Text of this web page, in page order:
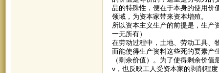
品的特殊性，便在于本身的使用价
领域，为资本家带来资本增殖。
所以资本主义生产的前提是，生产
一无所有）
在劳动过程中，土地、劳动工具、
而能使得生产资料这些死的要素产
（剩余价值）。为了使得剩余价
v，也反映工人受资本家的剥削程